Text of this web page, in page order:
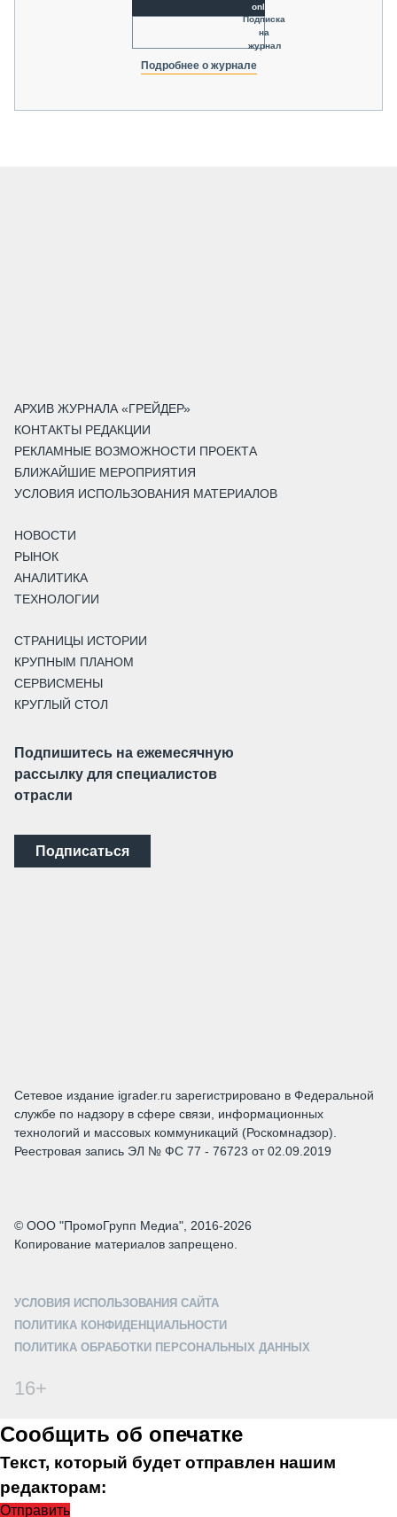
online
Подписка
на
журнал
Подробнее о журнале
АРХИВ ЖУРНАЛА «ГРЕЙДЕР»
КОНТАКТЫ РЕДАКЦИИ
РЕКЛАМНЫЕ ВОЗМОЖНОСТИ ПРОЕКТА
БЛИЖАЙШИЕ МЕРОПРИЯТИЯ
УСЛОВИЯ ИСПОЛЬЗОВАНИЯ МАТЕРИАЛОВ
НОВОСТИ
РЫНОК
АНАЛИТИКА
ТЕХНОЛОГИИ
СТРАНИЦЫ ИСТОРИИ
КРУПНЫМ ПЛАНОМ
СЕРВИСМЕНЫ
КРУГЛЫЙ СТОЛ
Подпишитесь на ежемесячную
рассылку для специалистов
отрасли
Подписаться
Сетевое издание igrader.ru зарегистрировано в Федеральной
службе по надзору в сфере связи, информационных
технологий и массовых коммуникаций (Роскомнадзор).
Реестровая запись ЭЛ № ФС 77 - 76723 от 02.09.2019
© ООО "ПромоГрупп Медиа", 2016-2026
Копирование материалов запрещено.
УСЛОВИЯ ИСПОЛЬЗОВАНИЯ САЙТА
ПОЛИТИКА КОНФИДЕНЦИАЛЬНОСТИ
ПОЛИТИКА ОБРАБОТКИ ПЕРСОНАЛЬНЫХ ДАННЫХ
16+
Сообщить об опечатке
Текст, который будет отправлен нашим
редакторам:
Отправить